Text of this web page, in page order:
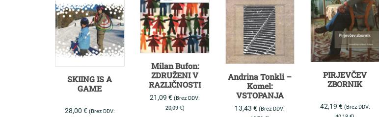
SKIING IS A
GAME
28,00 € (Brez DDV:
Milan Bufon:
ZDRUŽENI V
RAZLIČNOSTI
21,09€ (Brez DDV:
20,09 €)
Andrina Tonkli –
Komel:
VSTOPANJA
13,43€ (Brez DDV:
PIRJEVČEV
ZBORNIK
42,19 € (Brez DDV: